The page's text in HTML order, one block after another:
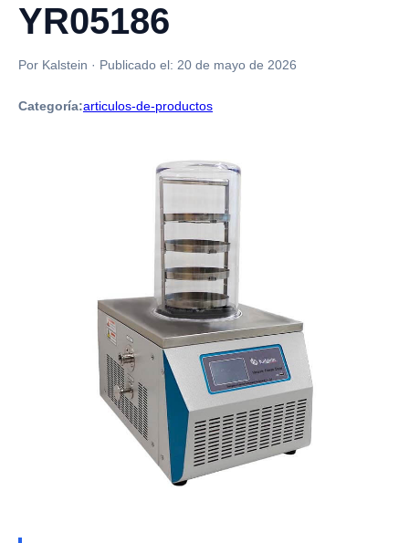
YR05186
Por Kalstein · Publicado el: 20 de mayo de 2026
Categoría:articulos-de-productos